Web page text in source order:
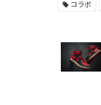
コラボ